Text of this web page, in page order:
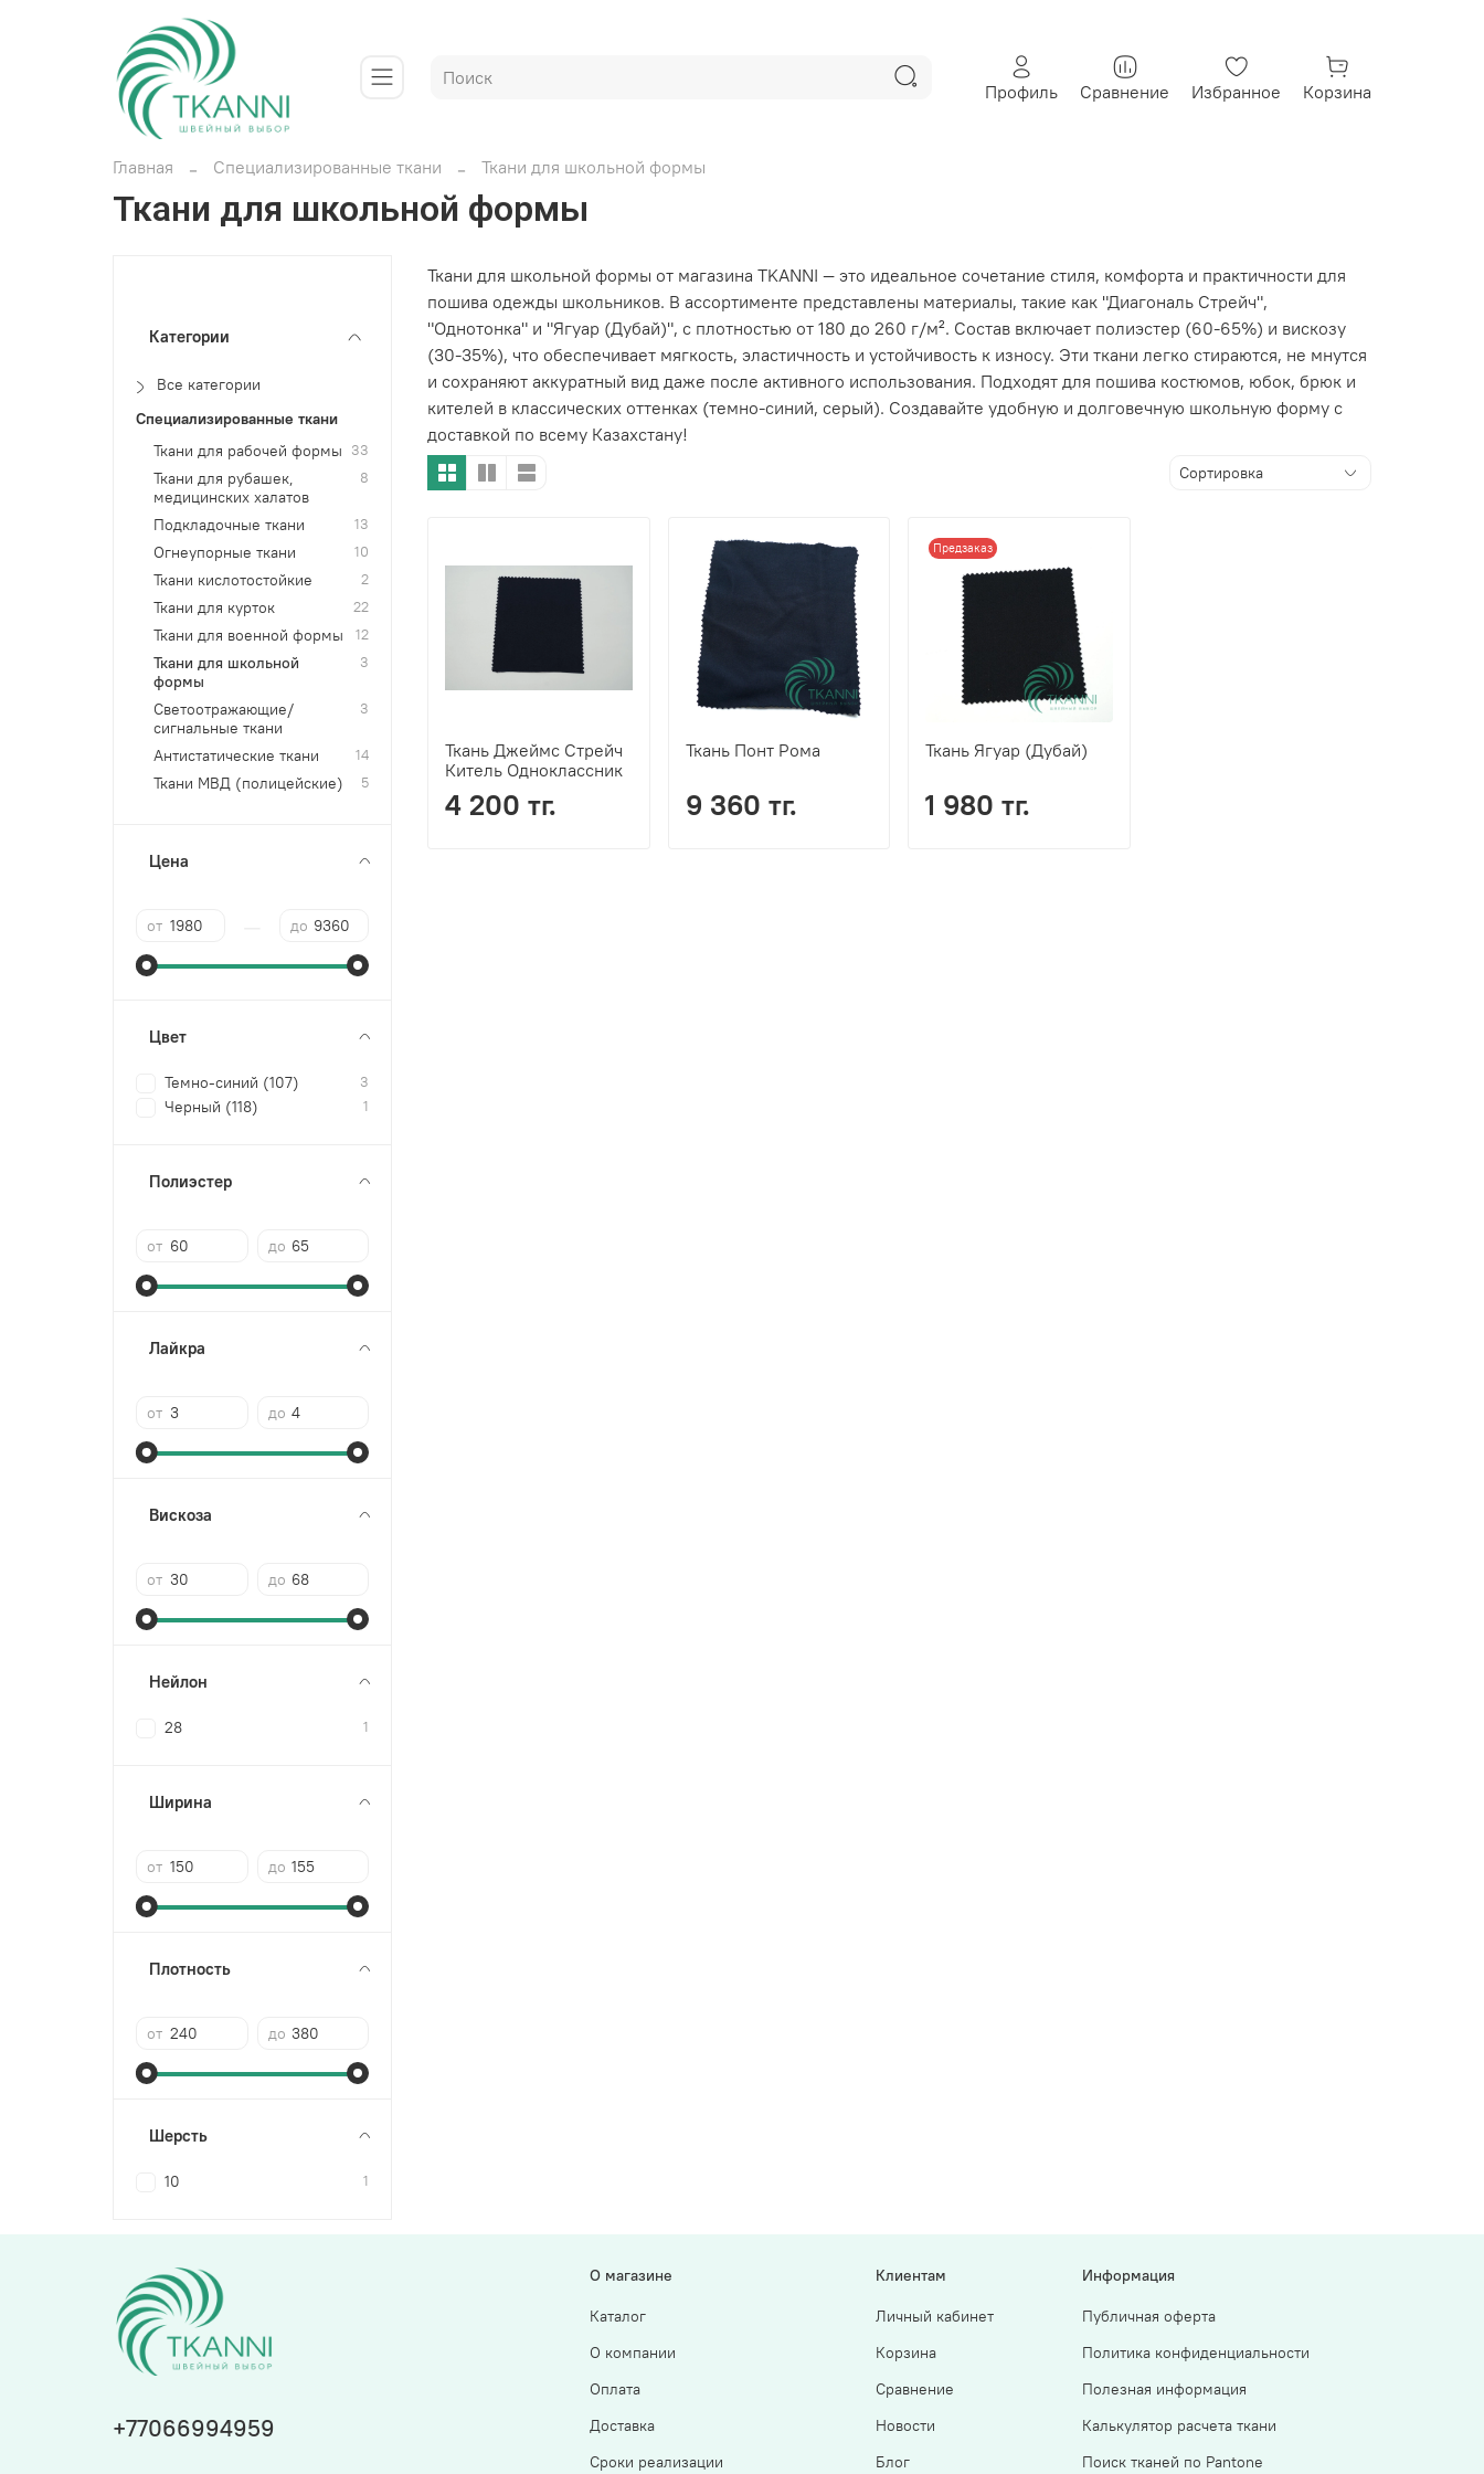
Профиль Сравнение Избранное Корзина
Главная Специализированные ткани Ткани для школьной формы
Ткани для школьной формы
Ткани для школьной формы от магазина TKANNI — это идеальное сочетание стиля, комфорта и практичности для
пошива одежды школьников. В ассортименте представлены материалы, такие как "Диагональ Стрейч",
"Однотонка" и "Ягуар (Дубай)", с плотностью от 180 до 260 г/м². Состав включает полиэстер (60-65%) и вискозу
(30-35%), что обеспечивает мягкость, эластичность и устойчивость к износу. Эти ткани легко стираются, не мнутся
и сохраняют аккуратный вид даже после активного использования. Подходят для пошива костюмов, юбок, брюк и
кителей в классических оттенках (темно-синий, серый). Создавайте удобную и долговечную школьную форму с
доставкой по всему Казахстану!
Ткань Джеймс Стрейч
Китель Одноклассник
4 200 тг.
Ткань Понт Рома
9 360 тг.
Предзаказ
Ткань Ягуар (Дубай)
1 980 тг.
Категории
Все категории
Специализированные ткани
Ткани для рабочей формы
33
Ткани для рубашек,
медицинских халатов
8
Подкладочные ткани 13
Огнеупорные ткани 10
Ткани кислотостойкие 2
Ткани для курток 22
Ткани для военной формы 12
Ткани для школьной
формы
3
Светоотражающие/
сигнальные ткани
3
Антистатические ткани 14
Ткани МВД (полицейские) 5
Цена
от до
Цвет
Темно-синий (107) 3
Черный (118) 1
Полиэстер
от до
Лайкра
от до
Вискоза
от до
Нейлон
28 1
Ширина
от до
Плотность
от до
Шерсть
10 1
О магазине
Каталог
О компании
Оплата
Доставка
Сроки реализации
Клиентам
Личный кабинет
Корзина
Сравнение
Новости
Блог
Информация
Публичная оферта
Политика конфиденциальности
Полезная информация
Калькулятор расчета ткани
Поиск тканей по Pantone
+77066994959